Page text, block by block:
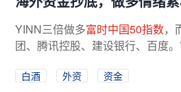
YINN三倍做多富时中国50指数，
团、腾讯控股、建设银行、百度
白酒 外资
资金